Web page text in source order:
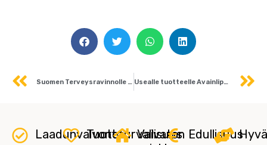
Prev Suomen Terveysravinnolle Design from Finland -merkki Usealle tuotteelle Avainlippu-merkki
LaadunvalvontaTuoteturvallisuus
Vaivaton Edullisuus